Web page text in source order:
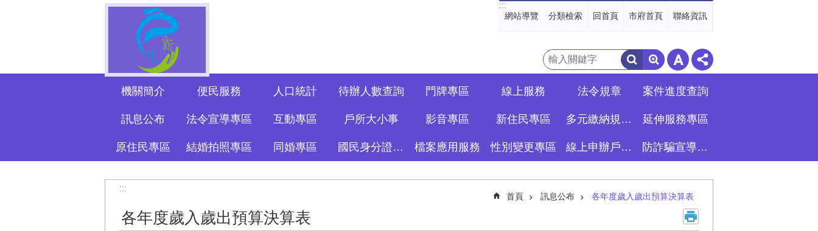
:::
網站導覽 分類檢索 回首頁 市府首頁 聯絡資訊
搜
尋
機關簡介 便民服務 人口統計 待辦人數查詢 門牌專區 線上服務 法令規章 案件進度查詢
訊息公布 法令宣導專區 互動專區 戶所大小事 影音專區 新住民專區 多元繳納規費專區 延伸服務專區
原住民專區 結婚拍照專區 同婚專區 國民身分證資訊專區 檔案應用服務 性別變更專區 線上申辦戶籍登記專區 防詐騙宣導專區
:::
首頁 訊息公布 各年度歲入歲出預算決算表
各年度歲入歲出預算決算表